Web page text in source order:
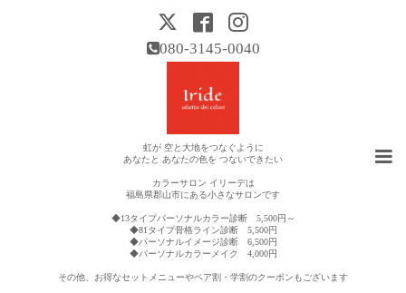
080-3145-0040
虹が 空と大地をつなぐように
あなたと あなたの色を つないできたい
カラーサロン イリーデは
福島県郡山市にある小さなサロンです
◆13タイプパーソナルカラー診断 5,500円～
◆81タイプ骨格ライン診断 5,500円
◆パーソナルイメージ診断 6,500円
◆パーソナルカラーメイク 4,000円
その他、お得なセットメニューやペア割・学割のクーポンもございます